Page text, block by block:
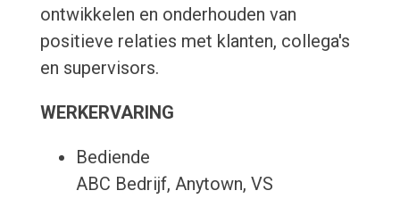
ontwikkelen en onderhouden van
positieve relaties met klanten, collega's
en supervisors.
WERKERVARING
Bediende
ABC Bedrijf, Anytown, VS